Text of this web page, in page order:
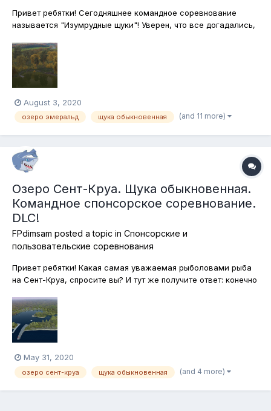
Привет ребятки! Сегодняшнее командное соревнование
называется "Изумрудные щуки"! Уверен, что все догадались,
живописнейшем озере Эмеральд, что в штате Нью-Йорк.
Ловить будем на спиннинг все четыре вида щук, которые там
водятся. Подставки для...
August 3, 2020
озеро эмеральд щука обыкновенная (and 11 more)
Озеро Сент-Круа. Щука обыкновенная.
Командное спонсорское соревнование.
DLC!
FPdimsam posted a topic in Спонсорские и
пользовательские соревнования
Привет ребятки! Какая самая уважаемая рыболовами рыба
на Сент-Круа, спросите вы? И тут же получите ответ: конечно
щукой, которую на Западе называют "северной". Лодки и
каяки используйте на здоровье, а вот подставками для
удилищ пользоватьс...
May 31, 2020
озеро сент-круа щука обыкновенная (and 4 more)